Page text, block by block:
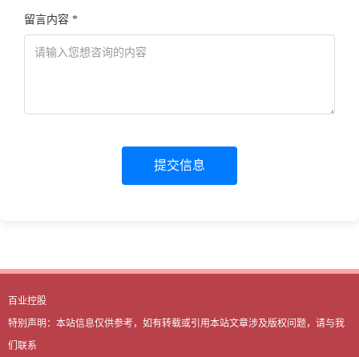
留言内容 *
提交信息
百业控股
特别声明：本站信息仅供参考，如有转载或引用本站文章涉及版权问题，请与我
们联系